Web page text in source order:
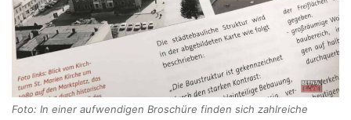
Foto: In einer aufwendigen Broschüre finden sich zahlreiche